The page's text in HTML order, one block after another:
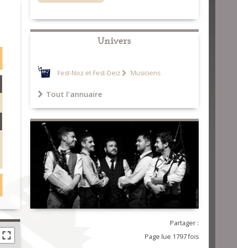
Univers
Fest-Noz et Fest-Deiz Musiciens
Tout l'annuaire
Partager :
Page lue 1797 fois